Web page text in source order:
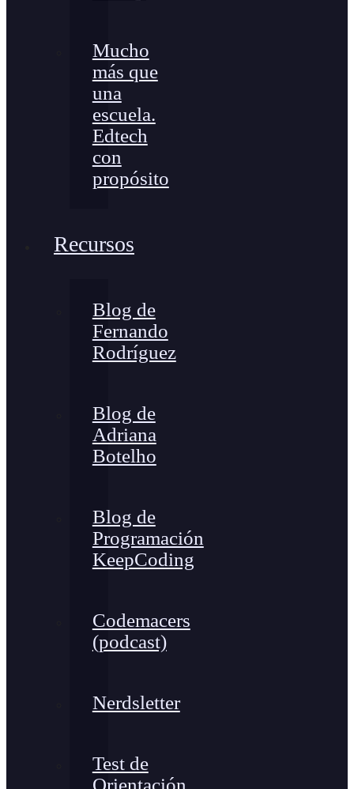
Mucho
más que
una
escuela.
Edtech
con
propósito
Recursos
Blog de
Fernando
Rodríguez
Blog de
Adriana
Botelho
Blog de
Programación
KeepCoding
Codemacers
(podcast)
Nerdsletter
Test de
Orientación